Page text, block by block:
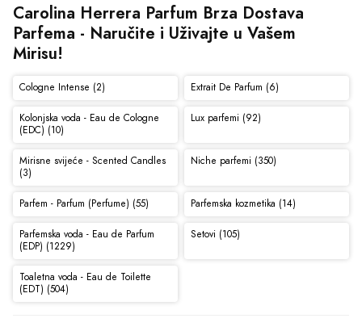
Carolina Herrera Parfum Brza Dostava
Parfema - Naručite i Uživajte u Vašem
Mirisu!
Cologne Intense (2) Extrait De Parfum (6)
Kolonjska voda - Eau de Cologne
(EDC) (10)
Lux parfemi (92)
Mirisne svijeće - Scented Candles
(3)
Niche parfemi (350)
Parfem - Parfum (Perfume) (55) Parfemska kozmetika (14)
Parfemska voda - Eau de Parfum
(EDP) (1229)
Setovi (105)
Toaletna voda - Eau de Toilette
(EDT) (504)